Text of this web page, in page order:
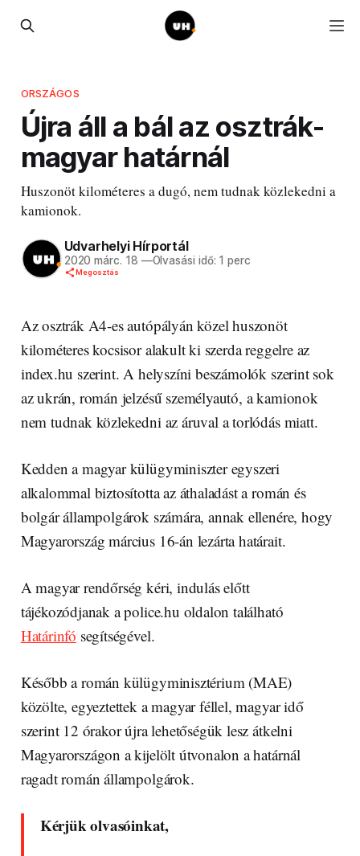
ORSZÁGOS
Újra áll a bál az osztrák-
magyar határnál
Huszonöt kilométeres a dugó, nem tudnak közlekedni a
kamionok.
Udvarhelyi Hírportál
2020 márc. 18 —Olvasási idő: 1 perc
Megosztás
Az osztrák A4-es autópályán közel huszonöt
kilométeres kocsisor alakult ki szerda reggelre az
index.hu szerint. A helyszíni beszámolók szerint sok
az ukrán, román jelzésű személyautó, a kamionok
nem tudnak közlekedni az áruval a torlódás miatt.
Kedden a magyar külügyminiszter egyszeri
alkalommal biztosította az áthaladást a román és
bolgár állampolgárok számára, annak ellenére, hogy
Magyarország március 16-án lezárta határait.
A magyar rendőrség kéri, indulás előtt
tájékozódjanak a police.hu oldalon található
Határinfó segítségével.
Később a román külügyminisztérium (MAE)
közölte, egyeztettek a magyar féllel, magyar idő
szerint 12 órakor újra lehetőségük lesz átkelni
Magyarországon a kijelölt útvonalon a határnál
ragadt román állampolgárok.
Kérjük olvasóinkat,